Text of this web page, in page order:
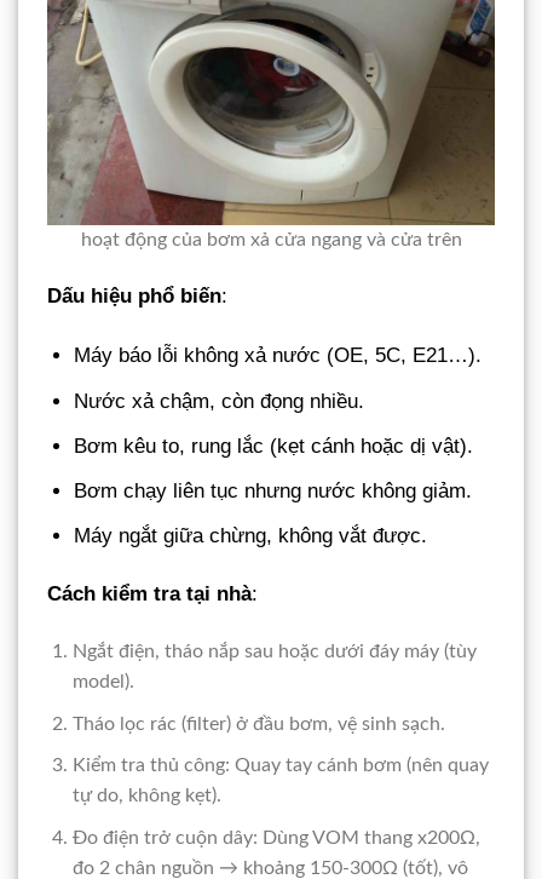
hoạt động của bơm xả cửa ngang và cửa trên
Dấu hiệu phổ biến:
Máy báo lỗi không xả nước (OE, 5C, E21…).
Nước xả chậm, còn đọng nhiều.
Bơm kêu to, rung lắc (kẹt cánh hoặc dị vật).
Bơm chạy liên tục nhưng nước không giảm.
Máy ngắt giữa chừng, không vắt được.
Cách kiểm tra tại nhà:
Ngắt điện, tháo nắp sau hoặc dưới đáy máy (tùy
model).
Tháo lọc rác (filter) ở đầu bơm, vệ sinh sạch.
Kiểm tra thủ công: Quay tay cánh bơm (nên quay
tự do, không kẹt).
Đo điện trở cuộn dây: Dùng VOM thang x200Ω,
đo 2 chân nguồn → khoảng 150-300Ω (tốt), vô